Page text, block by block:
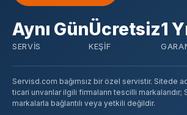
Aynı Gün
SERVIS
Ücretsiz
KEŞIF
1
Servisd.com bağımsız bir özel servistir. Sitede
ticari unvanlar ilgili firmaların tescilli markalarıdır;
markalarla bağlantılı veya yetkili değildir.